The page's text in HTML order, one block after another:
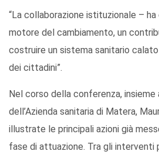
“La collaborazione istituzionale –
motore del cambiamento, un
costruire un sistema sanitario
dei cittadini”.
Nel corso della conferenza,
dell’Azienda sanitaria di Matera,
illustrate le principali azioni già
fase di attuazione. Tra gli interventi